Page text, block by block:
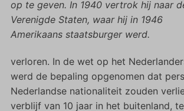
op te geven. In 1940 vertrok hij naar
Verenigde Staten, waar hij in 1946
Amerikaans staatsburger werd.
verloren. In de wet op het
werd de bepaling opgenomen dat
Nederlandse nationaliteit zouden
verblijf van 10 jaar in het buitenland,